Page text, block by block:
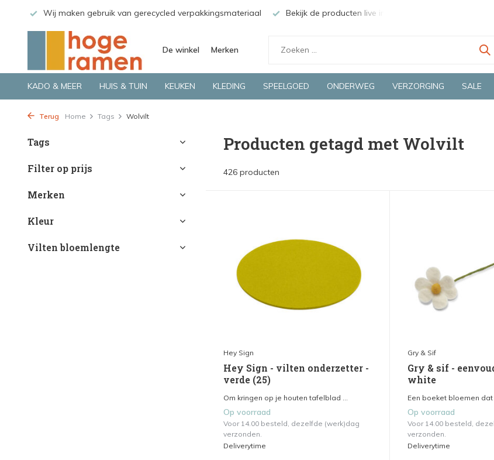
verpakkingsmateriaal Bekijk de producten live in onze winkel in Deventer Groene en snelle bezorging door o.a.
De winkel Merken
KADO & MEER HUIS & TUIN KEUKEN KLEDING SPEELGOED ONDERWEG VERZORGING SALE
Terug Home Tags Wolvilt
Tags
Filter op prijs
Merken
Kleur
Vilten bloemlengte
Producten getagd met Wolvilt
426 producten
Hey Sign
Hey Sign - vilten onderzetter -
verde (25)
Om kringen op je houten tafelblad ...
Op voorraad
Voor 14.00 besteld, dezelfde (werk)dag
verzonden.
Deliverytime
Gry & Sif
Gry & sif -
white
Een boeket bloemen dat
Op voorraad
Voor 14.00 besteld,
verzonden.
Deliverytime